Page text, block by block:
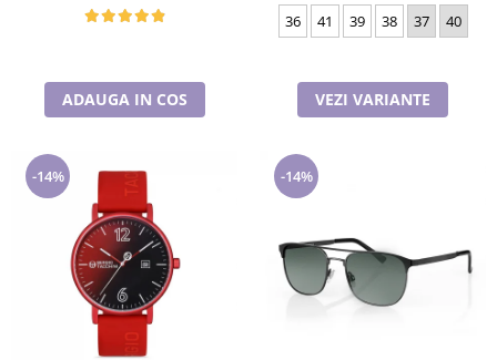
ADAUGA IN COS
36 41 39 38 37 40
VEZI VARIANTE
-14% -14%